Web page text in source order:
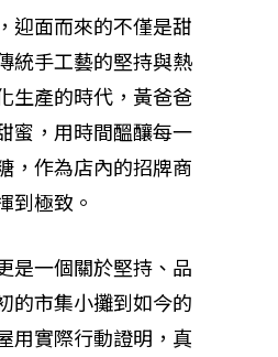
迎面而來的不僅是甜
統手工藝的堅持與熱
生產的時代，黃爸爸
蜜，用時間醞釀每一
，作為店內的招牌商
到極致。
是一個關於堅持、品
的市集小攤到如今的
用實際行動證明，真